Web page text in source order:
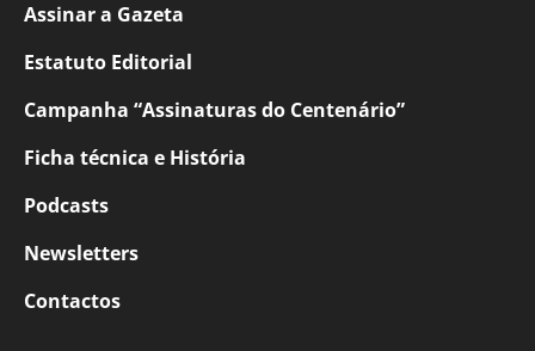
Assinar a Gazeta
Estatuto Editorial
Campanha “Assinaturas do Centenário”
Ficha técnica e História
Podcasts
Newsletters
Contactos